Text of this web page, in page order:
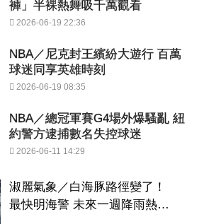
褲」半裸熱舞吸千萬觀看
2026-06-19 22:36
NBA／尼克封王繽紛大遊行 百萬
球迷同享英雄時刻
2026-06-19 08:35
NBA／總冠軍賽G4場外爆騷亂 紐
約警方逮捕數名失控球迷
2026-06-11 14:29
淑麗氣象／白海豚路徑變了！
最快明海警 未來一週降雨熱區